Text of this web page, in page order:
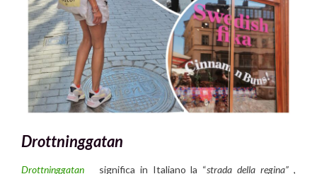
Drottninggatan
Drottninggatan significa in Italiano la “strada della regina” ,